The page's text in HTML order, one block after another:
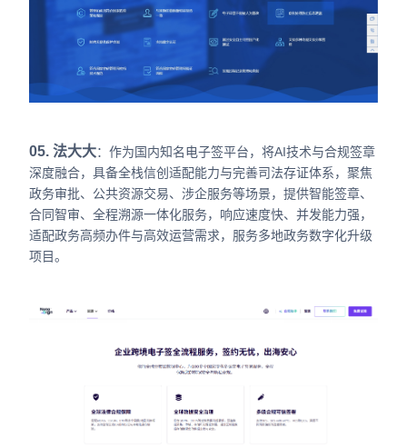
05. 法大大：作为国内知名电子签平台，将AI技术与合规签章
深度融合，具备全栈信创适配能力与完善司法存证体系，聚焦
政务审批、公共资源交易、涉企服务等场景，提供智能签章、
合同智审、全程溯源一体化服务，响应速度快、并发能力强，
适配政务高频办件与高效运营需求，服务多地政务数字化升级
项目。